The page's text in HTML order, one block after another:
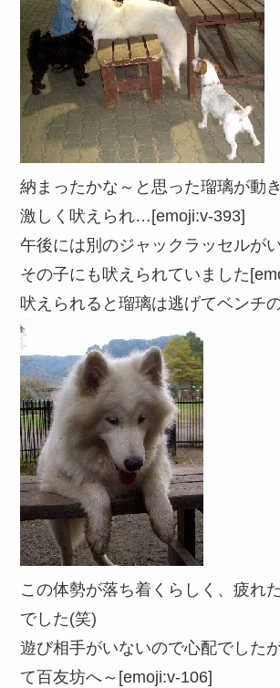
納まったかな～と思った瑠璃が動
激しく吠えられ…[emoji:v-393]
午後には別のジャックラッセルが
その子にも吠えられていました
吠えられると瑠璃は逃げてベンチ
この体勢が落ち着くらしく、疲れ
でした(笑)
遊び相手がいないので心配でした
て百友坊へ～[emoji:v-106]